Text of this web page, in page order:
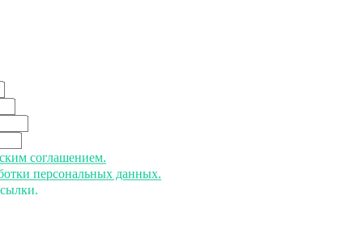
соглашением.
персональных данных.